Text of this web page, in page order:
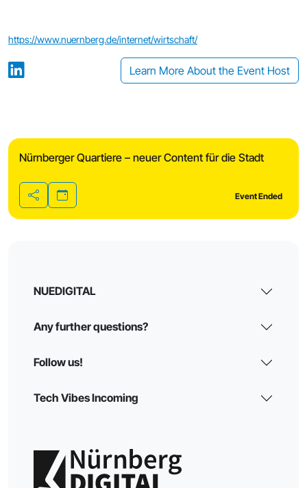
https://www.nuernberg.de/internet/wirtschaft/
Learn More About the Event Host
Nürnberger Quartiere – neuer Content für die Stadt
Share
Event Ended
NUEDIGITAL
Any further questions?
Follow us!
Tech Vibes Incoming